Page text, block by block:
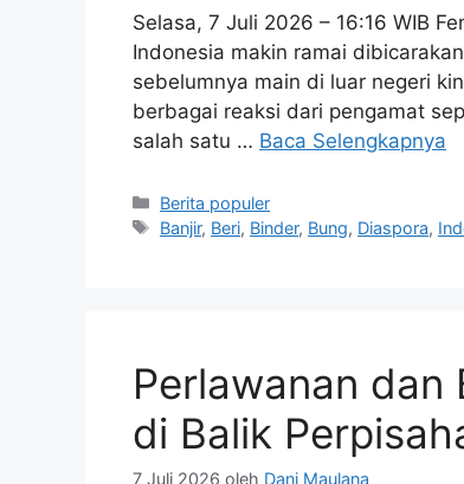
Selasa, 7 Juli 2026 – 16:16 WIB
Indonesia makin ramai
sebelumnya main di luar negeri
berbagai reaksi dari pengamat
salah satu … Baca Selengkapnya
Kategori
Berita populer
Tag
Banjir, Beri, Binder, Bung, Diaspora,
Perlawanan dan
di Balik
7 Juli 2026 oleh Dani Maulana